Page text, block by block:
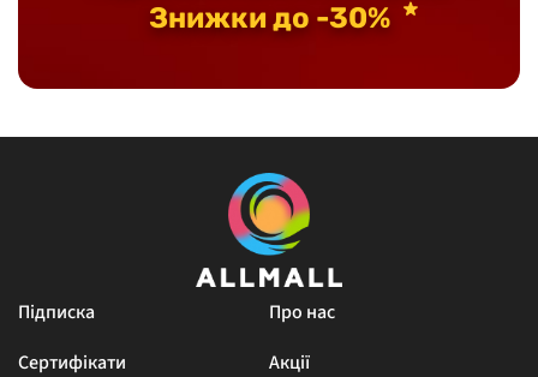
Знижки до -30%
Підписка
Про нас
Сертифікати
Акції